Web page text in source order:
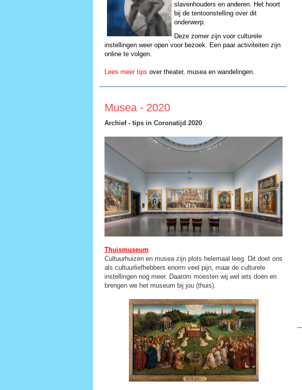
slavenhouders en anderen. Het hoort
bij de tentoonstelling over dit
onderwerp.
Deze zomer zijn voor culturele
instellingen weer open voor bezoek. Een paar activiteiten zijn
online te volgen.
Lees meer tips over theater, musea en wandelingen.
Musea - 2020
Archief - tips in Coronatijd 2020
Thuismuseum
Cultuurhuizen en musea zijn plots helemaal leeg. Dit doet ons
als cultuurliefhebbers enorm veel pijn, maar de culturele
instellingen nog meer. Daarom moesten wij wel iets doen en
brengen we het museum bij jou (thuis).